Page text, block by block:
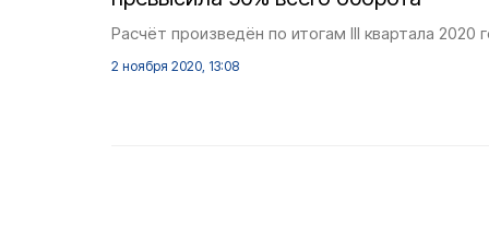
Расчёт произведён по итогам III квартала 2020
2 ноября 2020, 13:08